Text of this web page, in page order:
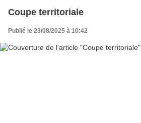
Coupe territoriale
Publié le 23/08/2025 à 10:42